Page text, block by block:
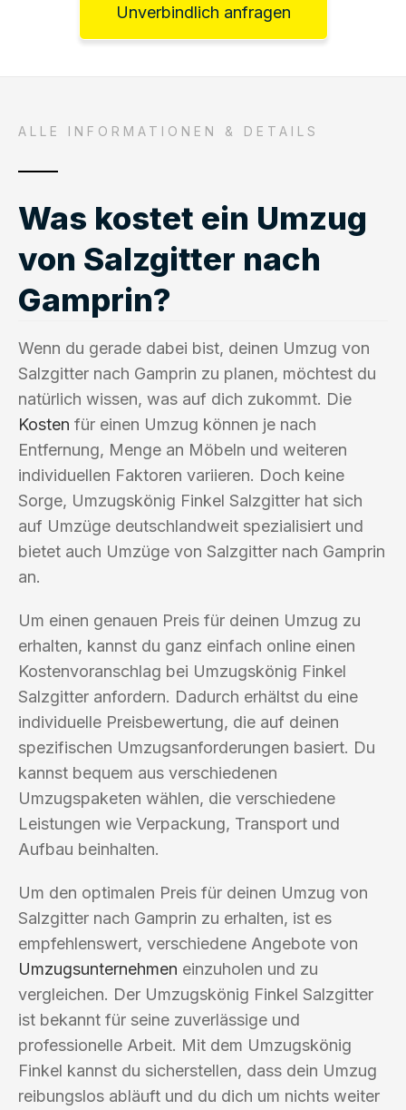
Unverbindlich anfragen
ALLE INFORMATIONEN & DETAILS
Was kostet ein Umzug
von Salzgitter nach
Gamprin?
Wenn du gerade dabei bist, deinen Umzug von
Salzgitter nach Gamprin zu planen, möchtest du
natürlich wissen, was auf dich zukommt. Die
Kosten für einen Umzug können je nach
Entfernung, Menge an Möbeln und weiteren
individuellen Faktoren variieren. Doch keine
Sorge, Umzugskönig Finkel Salzgitter hat sich
auf Umzüge deutschlandweit spezialisiert und
bietet auch Umzüge von Salzgitter nach Gamprin
an.
Um einen genauen Preis für deinen Umzug zu
erhalten, kannst du ganz einfach online einen
Kostenvoranschlag bei Umzugskönig Finkel
Salzgitter anfordern. Dadurch erhältst du eine
individuelle Preisbewertung, die auf deinen
spezifischen Umzugsanforderungen basiert. Du
kannst bequem aus verschiedenen
Umzugspaketen wählen, die verschiedene
Leistungen wie Verpackung, Transport und
Aufbau beinhalten.
Um den optimalen Preis für deinen Umzug von
Salzgitter nach Gamprin zu erhalten, ist es
empfehlenswert, verschiedene Angebote von
Umzugsunternehmen einzuholen und zu
vergleichen. Der Umzugskönig Finkel Salzgitter
ist bekannt für seine zuverlässige und
professionelle Arbeit. Mit dem Umzugskönig
Finkel kannst du sicherstellen, dass dein Umzug
reibungslos abläuft und du dich um nichts weiter